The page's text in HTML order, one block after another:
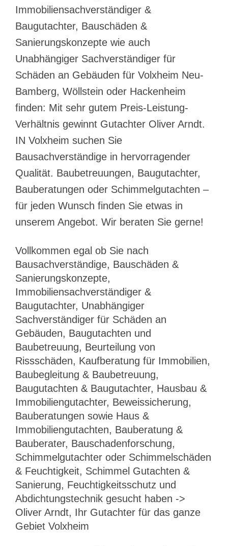
Immobiliensachverständiger &
Baugutachter, Bauschäden &
Sanierungskonzepte wie auch
Unabhängiger Sachverständiger für
Schäden an Gebäuden für Volxheim Neu-
Bamberg, Wöllstein oder Hackenheim
finden: Mit sehr gutem Preis-Leistung-
Verhältnis gewinnt Gutachter Oliver Arndt.
IN Volxheim suchen Sie
Bausachverständige in hervorragender
Qualität. Baubetreuungen, Baugutachter,
Bauberatungen oder Schimmelgutachten –
für jeden Wunsch finden Sie etwas in
unserem Angebot. Wir beraten Sie gerne!
Vollkommen egal ob Sie nach
Bausachverständige, Bauschäden &
Sanierungskonzepte,
Immobiliensachverständiger &
Baugutachter, Unabhängiger
Sachverständiger für Schäden an
Gebäuden, Baugutachten und
Baubetreuung, Beurteilung von
Rissschäden, Kaufberatung für Immobilien,
Baubegleitung & Baubetreuung,
Baugutachten & Baugutachter, Hausbau &
Immobiliengutachter, Beweissicherung,
Bauberatungen sowie Haus &
Immobiliengutachten, Bauberatung &
Bauberater, Bauschadenforschung,
Schimmelgutachter oder Schimmelschäden
& Feuchtigkeit, Schimmel Gutachten &
Sanierung, Feuchtigkeitsschutz und
Abdichtungstechnik gesucht haben ->
Oliver Arndt, Ihr Gutachter für das ganze
Gebiet Volxheim